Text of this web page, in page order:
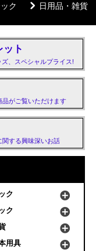
ク 日用品・雑貨
ット
、スペシャルプライス!
品がご覧いただけます
関する興味深いお話
ク
ク
用具